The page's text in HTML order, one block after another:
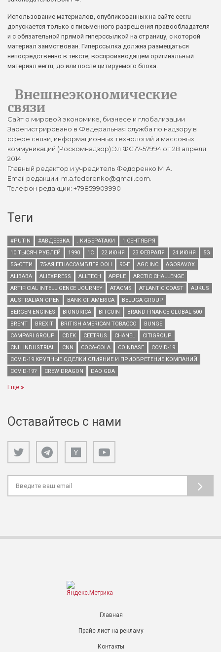
Использование материалов, опубликованных на сайте eer.ru
допускается только с письменного разрешения правообладателя
и с обязательной прямой гиперссылкой на страницу, с которой
материал заимствован. Гиперссылка должна размещаться
непосредственно в тексте, воспроизводящем оригинальный
материал eer.ru, до или после цитируемого блока.
Внешнеэкономические
связи
Сайт о мировой экономике, бизнесе и глобализации
Зарегистрировано в Федеральная служба по надзору в
сфере связи, информационных технологий и массовых
коммуникаций (Роскомнадзор) Эл ФС77-57994 от 28 апреля
2014
Главный редактор и учредитель Федоренко М.А.
Email редакции: m.a.fedorenko@gmail.com.
Телефон редакции: +79859909990
Теги
#PUTIN #АВДЕЕВКА . КИБЕРАТАКИ
1 СЕНТЯБРЯ
10 ТЫСЯЧ РУБЛЕЙ
1990 1С 22 ИЮНЯ 23 ФЕВРАЛЯ 24 ИЮНЯ
5G
5G-СЕТИ
75-АЯ ГЕНАССАМБЛЕЯ ООН 90-Е AGC INC
AGORAVOX
ALIBABA
ALIEXPRESS ALLTECH APPLE
ARCTIC CHALLENGE
ARTIFICIAL INTELLIGENCE JOURNEY
ATACMS ATLANTIC COAST
AUKUS
AUSTRALIAN OPEN
BANK OF AMERICA
BELUGA GROUP
BERGEN ENGINES
BIONORICA BITCOIN
BRAND FINANCE GLOBAL 500
BRENT
BREXIT BRITISH AMERICAN TOBACCO
BUNGE
CAMPARI GROUP
CDEK CEETRUS CHANEL
CITIGROUP
CNH INDUSTRIAL
CNN COCA-COLA COINBASE
COVID-19
COVID-19 КРУПНЫЕ СДЕЛКИ СЛИЯНИЕ И ПРИОБРЕТЕНИЕ КОМПАНИЙ
COVID-19?
CREW DRAGON DAO GDA
Ещё
Оставайтесь с нами
Главная
Прайс-лист на рекламу
Контакты